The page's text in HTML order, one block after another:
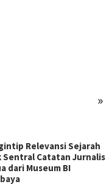
»
Relevansi Sejarah
Sentral Catatan Jurnalis
dari Museum BI